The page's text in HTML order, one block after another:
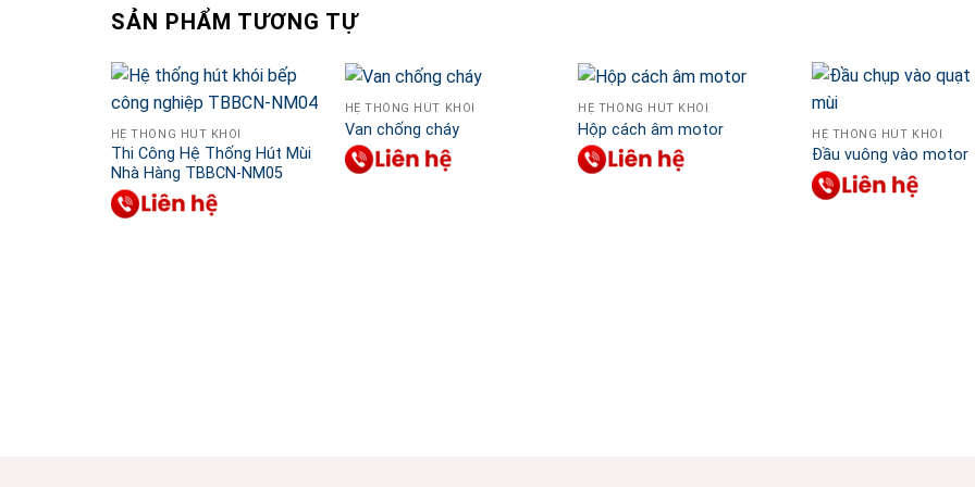
SẢN PHẨM TƯƠNG TỰ
HỆ THỐNG HÚT KHÓI
Thi Công Hệ Thống Hút Mùi
Nhà Hàng TBBCN-NM05
HỆ THỐNG HÚT KHÓI
Van chống cháy
HỆ THỐNG HÚT KHÓI
Hộp cách âm motor HỆ THỐNG HÚT KHÓI
Đầu vuông vào motor